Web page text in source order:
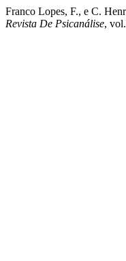
Franco Lopes, F., e C.
Revista De Psicanálise,